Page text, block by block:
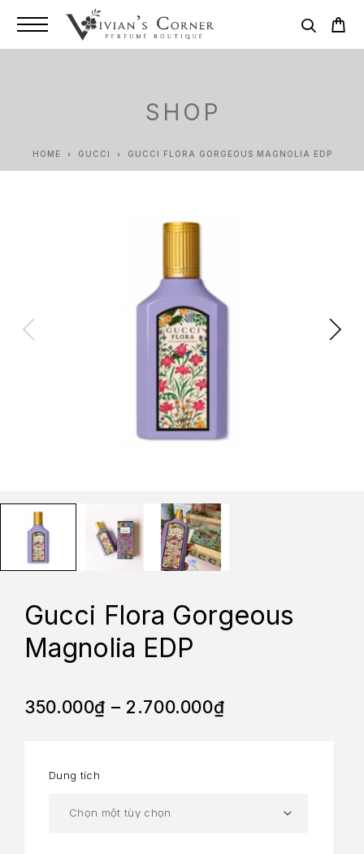
SHOP
HOME GUCCI GUCCI FLORA GORGEOUS MAGNOLIA EDP
Gucci Flora Gorgeous
Magnolia EDP
350.000₫ – 2.700.000₫
Dung tích